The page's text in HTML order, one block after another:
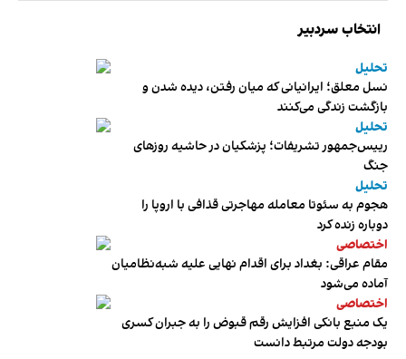
انتخاب سردبیر
تحلیل
نسل معلق؛ ایرانیانی که میان رفتن، دیده شدن و
بازگشت زندگی می‌کنند
تحلیل
رییس‌جمهور تشریفات؛ پزشکیان در حاشیه روزهای
جنگ
تحلیل
هجوم به سئوتا معامله مهاجرتی قذافی با اروپا را
دوباره زنده کرد
اختصاصی
مقام عراقی: بغداد برای اقدام نهایی علیه شبه‌نظامیان
آماده می‌شود
اختصاصی
یک منبع بانکی افزایش رقم قبوض را به جبران کسری
بودجه دولت مرتبط دانست